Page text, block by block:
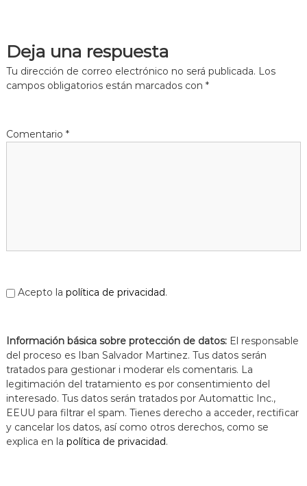
Deja una respuesta
Tu dirección de correo electrónico no será publicada. Los
campos obligatorios están marcados con *
Comentario *
Acepto la política de privacidad.
Información básica sobre protección de datos: El responsable
del proceso es Iban Salvador Martinez. Tus datos serán
tratados para gestionar i moderar els comentaris. La
legitimación del tratamiento es por consentimiento del
interesado. Tus datos serán tratados por Automattic Inc.,
EEUU para filtrar el spam. Tienes derecho a acceder, rectificar
y cancelar los datos, así como otros derechos, como se
explica en la política de privacidad.